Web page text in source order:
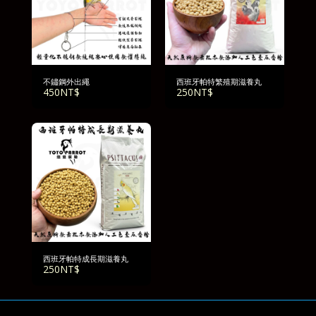
不鏽鋼外出繩
450NT$
西班牙帕特繁殖期滋養丸
250NT$
西班牙帕特成長期滋養丸
250NT$